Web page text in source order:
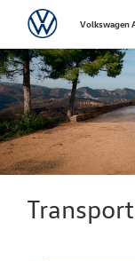
VolkswagenVolkswagen